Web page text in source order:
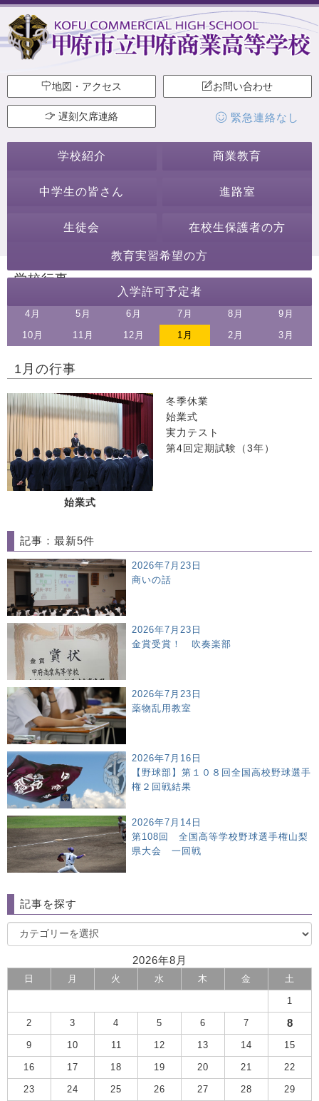
地図・アクセス お問い合わせ
遅刻欠席連絡 緊急連絡なし
学校紹介 商業教育
中学生の皆さん 進路室
生徒会 在校生保護者の方
教育実習希望の方
入学許可予定者
学校行事
4 月 5 月 6 月 7 月 8 月 9 月
10 月 11 月 12 月 1 月 2 月 3 月
1月の行事
始業式
冬季休業
始業式
実力テスト
第4回定期試験（3年）
記事：最新5件
2026年7月23日
商いの話
2026年7月23日
金賞受賞！ 吹奏楽部
2026年7月23日
薬物乱用教室
2026年7月16日
【野球部】第１０８回全国高校野球選手
権２回戦結果
2026年7月14日
第108回 全国高等学校野球選手権山梨
県大会 一回戦
記事を探す
2026年8月
日 月 火 水 木 金 土
1
2 3 4 5 6 7 8
9 10 11 12 13 14 15
16 17 18 19 20 21 22
23 24 25 26 27 28 29